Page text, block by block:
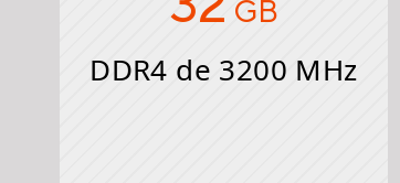
GB
DDR4 de 3200 MHz